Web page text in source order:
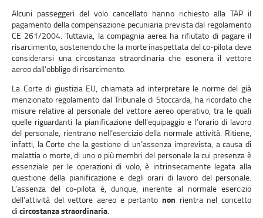
Alcuni passeggeri del volo cancellato hanno richiesto alla TAP il
pagamento della compensazione pecuniaria prevista dal regolamento
CE 261/2004. Tuttavia, la compagnia aerea ha rifiutato di pagare il
risarcimento, sostenendo che la morte inaspettata del co-pilota deve
considerarsi una circostanza straordinaria che esonera il vettore
aereo dall’obbligo di risarcimento.
La Corte di giustizia EU, chiamata ad interpretare le norme del già
menzionato regolamento dal Tribunale di Stoccarda, ha ricordato che
misure relative al personale del vettore aereo operativo, tra le quali
quelle riguardanti la pianificazione dell’equipaggio e l’orario di lavoro
del personale, rientrano nell’esercizio della normale attività. Ritiene,
infatti, la Corte che la gestione di un’assenza imprevista, a causa di
malattia o morte, di uno o più membri del personale la cui presenza è
essenziale per le operazioni di volo, è intrinsecamente legata alla
questione della pianificazione e degli orari di lavoro del personale.
L’assenza del co-pilota è, dunque, inerente al normale esercizio
dell’attività del vettore aereo e pertanto non rientra nel concetto
di circostanza straordinaria.